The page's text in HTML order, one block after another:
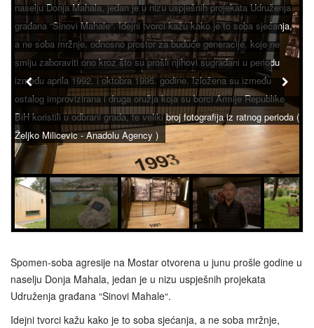
naselju Donja Mahala, jedan je u nizu uspješnih projekata Udruženja
građana “Sinovi Mahale“. Idejni tvorci kažu kako je to soba sjećanja,
a ne soba mržnje, odnosno prostor za buduće generacije, koje ne
smiju zaboraviti ono kroz što su prošli njihovi sugrađani u periodu
između aprila 1992. i oktobra 1995. godine. Izložena su između
ostalog improvizirana i druga oružja koja su borci Armije Republike
BiH koristili u odbrani grada, te veliki broj fotografija iz ratnog perioda (
Željko Milicevic - Anadolu Agency )
Spomen-soba agresije na Mostar otvorena u junu prošle godine u
naselju Donja Mahala, jedan je u nizu uspješnih projekata
Udruženja građana “Sinovi Mahale“.
Idejni tvorci kažu kako je to soba sjećanja, a ne soba mržnje,